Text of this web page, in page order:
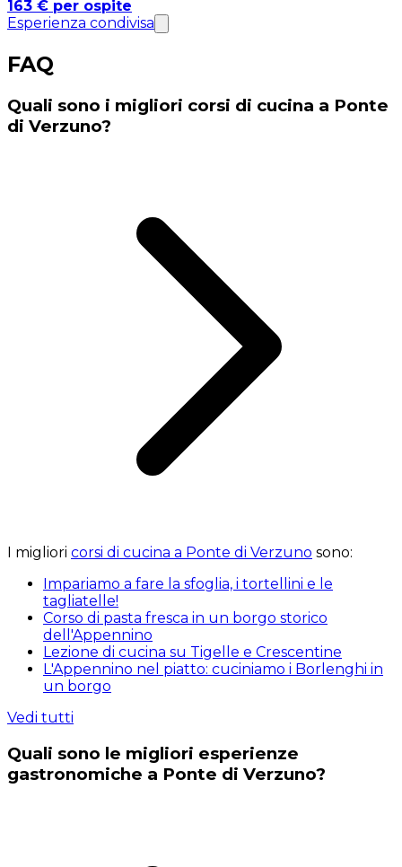
163 € per ospite
Esperienza condivisa
FAQ
Quali sono i migliori corsi di cucina a Ponte
di Verzuno?
I migliori corsi di cucina a Ponte di Verzuno sono:
Impariamo a fare la sfoglia, i tortellini e le
tagliatelle!
Corso di pasta fresca in un borgo storico
dell'Appennino
Lezione di cucina su Tigelle e Crescentine
L'Appennino nel piatto: cuciniamo i Borlenghi in
un borgo
Vedi tutti
Quali sono le migliori esperienze
gastronomiche a Ponte di Verzuno?